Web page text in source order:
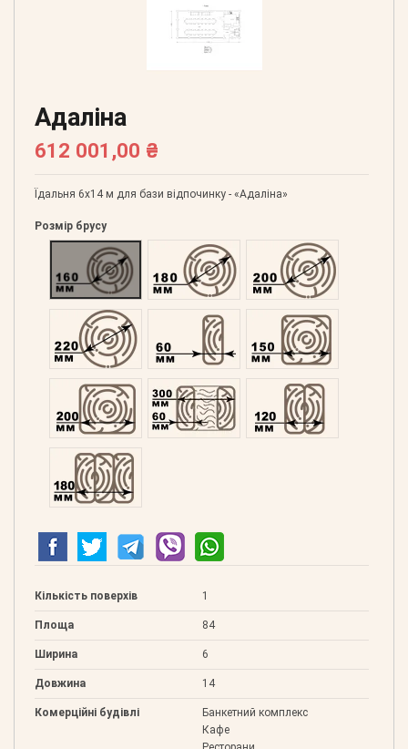
Адаліна
612 001,00 ₴
Їдальня 6х14 м для бази відпочинку - «Адаліна»
Розмір брусу
Оциліндрований 160Оциліндрований 180Оциліндрований 200
Оциліндрований 220Профільований 60 Профільований 150
Профільований 200Подвійний 300 Клеєний 120
Клеєний 180
Кількість поверхів 1
Площа 84
Ширина 6
Довжина 14
Комерційні будівлі
Банкетний комплекс
Кафе